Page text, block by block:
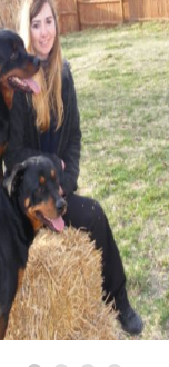
kuuntelee vain